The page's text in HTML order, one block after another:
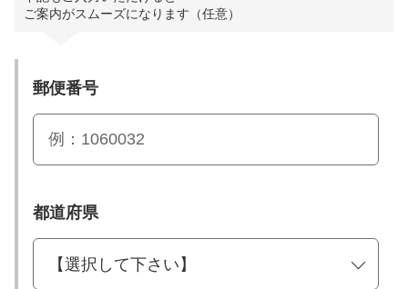
ご案内がスムーズになります（任意）
郵便番号
都道府県